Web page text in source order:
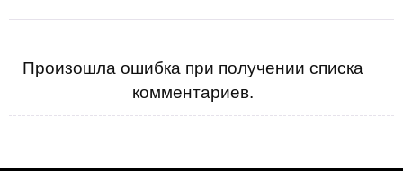
Произошла ошибка при получении списка
комментариев.